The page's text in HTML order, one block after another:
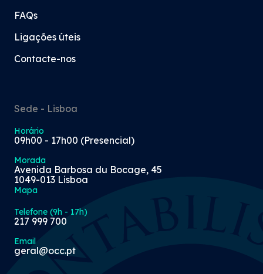
FAQs
Ligações úteis
Contacte-nos
Sede - Lisboa
Horário
09h00 - 17h00 (Presencial)
Morada
Avenida Barbosa du Bocage, 45
1049-013 Lisboa
Mapa
Telefone (9h - 17h)
217 999 700
Email
geral@occ.pt